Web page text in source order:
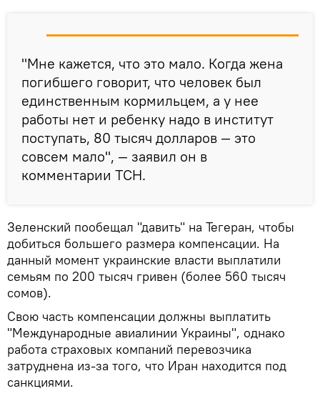
"Мне кажется, что это мало. Когда жена
погибшего говорит, что человек был
единственным кормильцем, а у нее
работы нет и ребенку надо в институт
поступать, 80 тысяч долларов — это
совсем мало", — заявил он в
комментарии ТСН.
Зеленский пообещал "давить" на Тегеран, чтобы
добиться большего размера компенсации. На
данный момент украинские власти выплатили
семьям по 200 тысяч гривен (более 560 тысяч
сомов).
Свою часть компенсации должны выплатить
"Международные авиалинии Украины", однако
работа страховых компаний перевозчика
затруднена из-за того, что Иран находится под
санкциями.